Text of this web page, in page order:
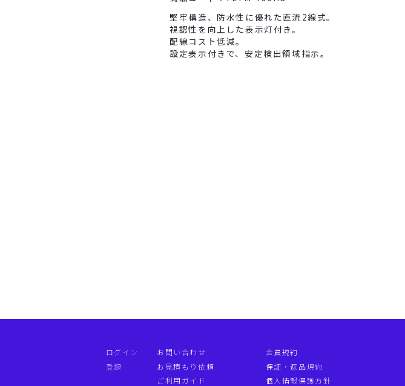
堅牢構造、防水性に優れた直流2線式。
視認性を向上した表示灯付き。
配線コスト低減。
設定表示付きで、安定検出領域指示。
ログイン
登録
お問い合わせ
お見積もり依頼
ご利用ガイド
会員規約
保証・返品規約
個人情報保護方針